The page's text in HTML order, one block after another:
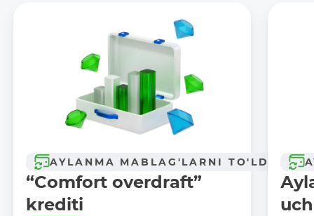
AYLANMA MABLAG'LARNI TO'LDIRISH
“Comfort overdraft”
krediti